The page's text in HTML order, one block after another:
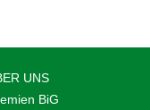
UNS
BiG